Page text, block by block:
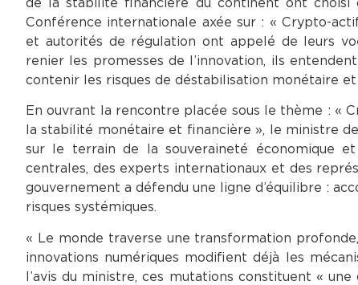
Conférence internationale axée sur : « Crypto-
et autorités de régulation ont appelé de leurs
renier les promesses de l’innovation, ils
contenir les risques de déstabilisation monétaire
En ouvrant la rencontre placée sous le thème : «
la stabilité monétaire et financière », le ministre
sur le terrain de la souveraineté économique
centrales, des experts internationaux et des
gouvernement a défendu une ligne d’équilibre :
risques systémiques.
« Le monde traverse une transformation
innovations numériques modifient déjà les
l’avis du ministre, ces mutations constituent «